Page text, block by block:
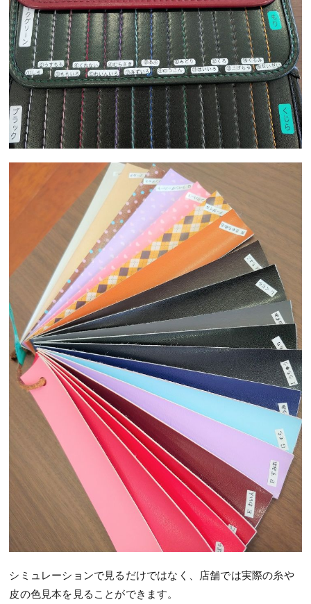
シミュレーションで見るだけではなく、店舗では実際の糸や
皮の色見本を見ることができます。